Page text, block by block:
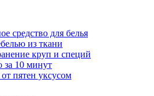
средство для белья
из ткани
круп и специй
за 10 минут
пятен уксусом